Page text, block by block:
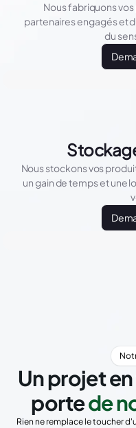
Nous fabriquons
partenaires engagés et
du
Nous stockons vos
un gain de temps et une
Un projet
portede
Rien ne remplace le toucher